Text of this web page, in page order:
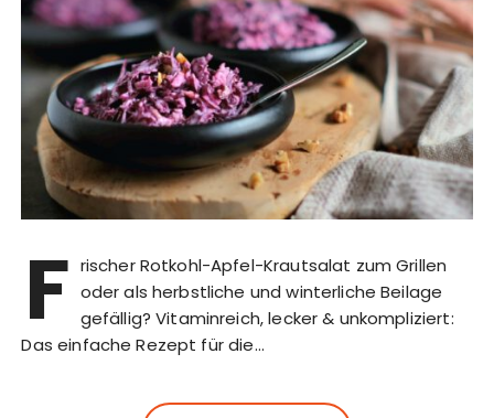
F rischer Rotkohl-Apfel-Krautsalat zum Grillen
oder als herbstliche und winterliche Beilage
gefällig? Vitaminreich, lecker & unkompliziert:
Das einfache Rezept für die…